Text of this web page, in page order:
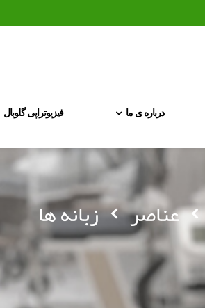
درباره ی ما فیزیوتراپی گلوبال
عناصر زبانه ها